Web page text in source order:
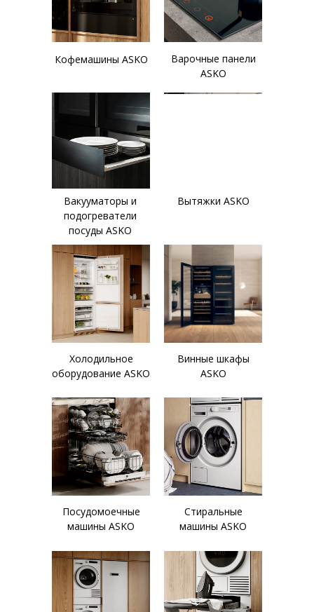
Холодильное
оборудование ASKO
Винные шкафы
ASKO
Вакууматоры и
подогреватели
посуды ASKO
Вытяжки ASKO
Варочные панели
ASKO
Кофемашины ASKO
Посудомоечные
машины ASKO
Стиральные
машины ASKO